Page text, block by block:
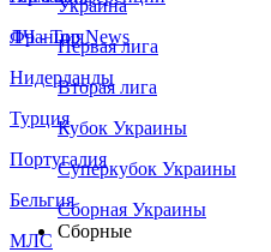
Франция
Нидерланды
Турция
Португалия
Бельгия
МЛС
ЛЧ - Top News
Украина
Первая лига
Вторая лига
Кубок Украины
Суперкубок Украины
Сборная Украины
Сборные